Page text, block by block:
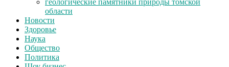
геологические памятники природы томской
области
Новости
Здоровье
Наука
Общество
Политика